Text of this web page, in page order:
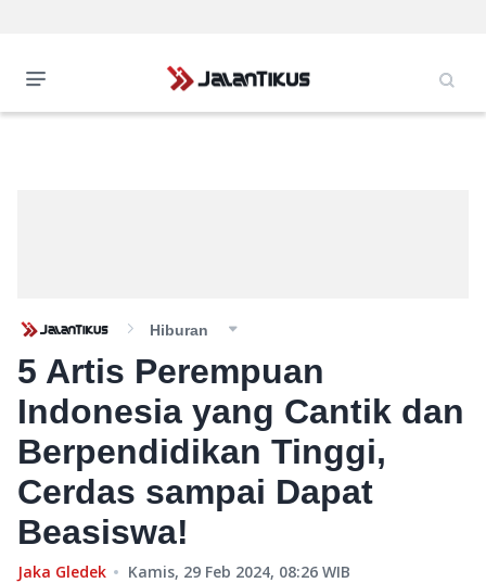
Hiburan
5 Artis Perempuan
Indonesia yang Cantik dan
Berpendidikan Tinggi,
Cerdas sampai Dapat
Beasiswa!
Jaka Gledek Kamis, 29 Feb 2024, 08:26 WIB